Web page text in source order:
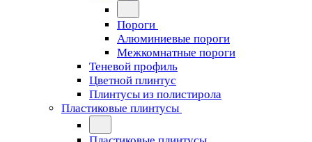
Пороги
Алюминиевые пороги
Межкомнатные пороги
Теневой профиль
Цветной плинтус
Плинтусы из полистирола
Пластиковые плинтусы